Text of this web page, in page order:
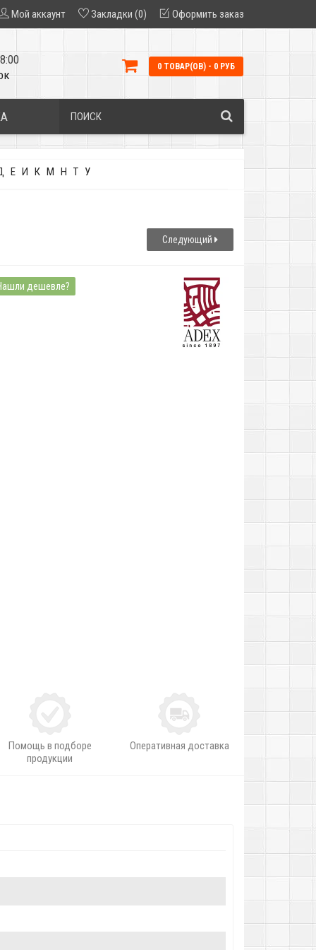
Мой аккаунт Закладки (0) Оформить заказ
0 ТОВАР(ОВ) - 0 РУБ
Е И К М Н Т У
Следующий
дешевле?
Помощь в подборе
продукции
Оперативная доставка